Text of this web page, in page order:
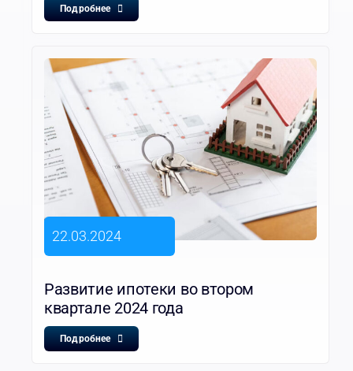
Подробнее
22.03.2024
Развитие ипотеки во втором
квартале 2024 года
Подробнее